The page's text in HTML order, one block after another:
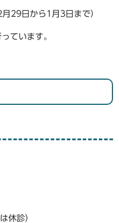
29日から1月3日まで）
ています。
休診）